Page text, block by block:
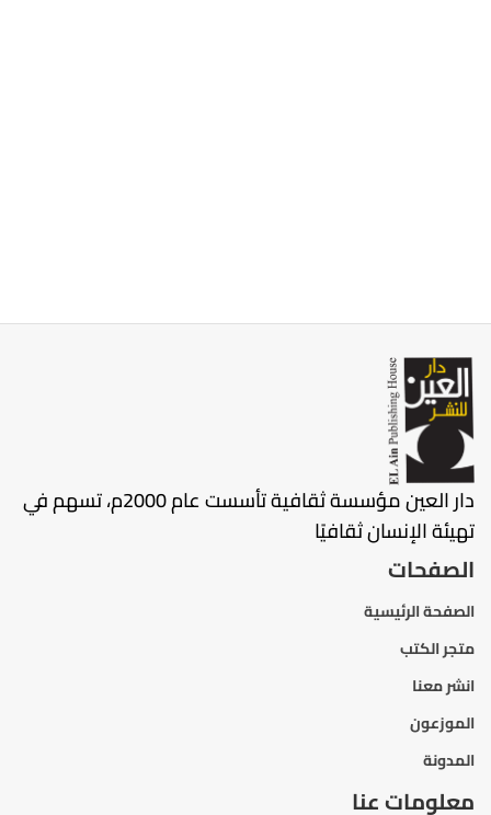
دار العين مؤسسة ثقافية تأسست عام 2000م، تسهم في
تهيئة الإنسان ثقافيًا
الصفحات
الصفحة الرئيسية
متجر الكتب
انشر معنا
الموزعون
المدونة
معلومات عنا